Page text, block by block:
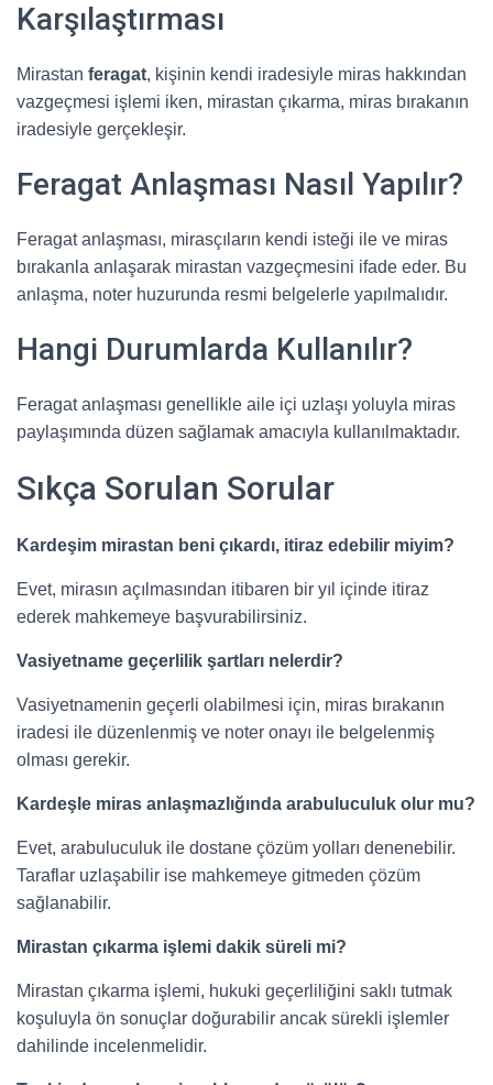
Karşılaştırması
Mirastan feragat, kişinin kendi iradesiyle miras hakkından
vazgeçmesi işlemi iken, mirastan çıkarma, miras bırakanın
iradesiyle gerçekleşir.
Feragat Anlaşması Nasıl Yapılır?
Feragat anlaşması, mirasçıların kendi isteği ile ve miras
bırakanla anlaşarak mirastan vazgeçmesini ifade eder. Bu
anlaşma, noter huzurunda resmi belgelerle yapılmalıdır.
Hangi Durumlarda Kullanılır?
Feragat anlaşması genellikle aile içi uzlaşı yoluyla miras
paylaşımında düzen sağlamak amacıyla kullanılmaktadır.
Sıkça Sorulan Sorular
Kardeşim mirastan beni çıkardı, itiraz edebilir miyim?
Evet, mirasın açılmasından itibaren bir yıl içinde itiraz
ederek mahkemeye başvurabilirsiniz.
Vasiyetname geçerlilik şartları nelerdir?
Vasiyetnamenin geçerli olabilmesi için, miras bırakanın
iradesi ile düzenlenmiş ve noter onayı ile belgelenmiş
olması gerekir.
Kardeşle miras anlaşmazlığında arabuluculuk olur mu?
Evet, arabuluculuk ile dostane çözüm yolları denenebilir.
Taraflar uzlaşabilir ise mahkemeye gitmeden çözüm
sağlanabilir.
Mirastan çıkarma işlemi dakik süreli mi?
Mirastan çıkarma işlemi, hukuki geçerliliğini saklı tutmak
koşuluyla ön sonuçlar doğurabilir ancak sürekli işlemler
dahilinde incelenmelidir.